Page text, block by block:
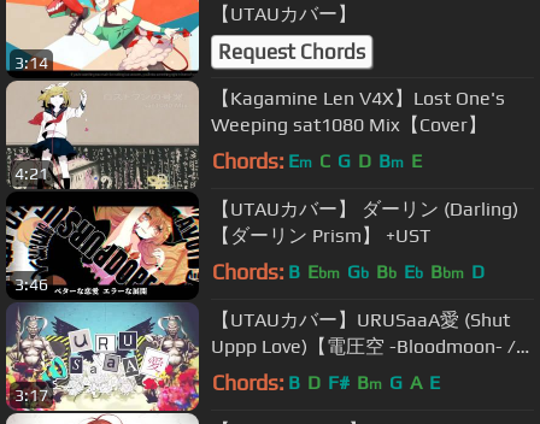
3:14
【UTAUカバー】
Request Chords
4:21
【Kagamine Len V4X】Lost One's
Weeping sat1080 Mix【Cover】
Chords: Em C G D Bm E
3:46
【UTAUカバー】 ダーリン (Darling)
【ダーリン Prism】 +UST
Chords: B Ebm Gb Bb Eb Bbm D
3:17
【UTAUカバー】URUSaaA愛 (Shut
Uppp Love)【電圧空 -Bloodmoon- /
Sora Denatsu】
Chords: B D F# Bm G A E